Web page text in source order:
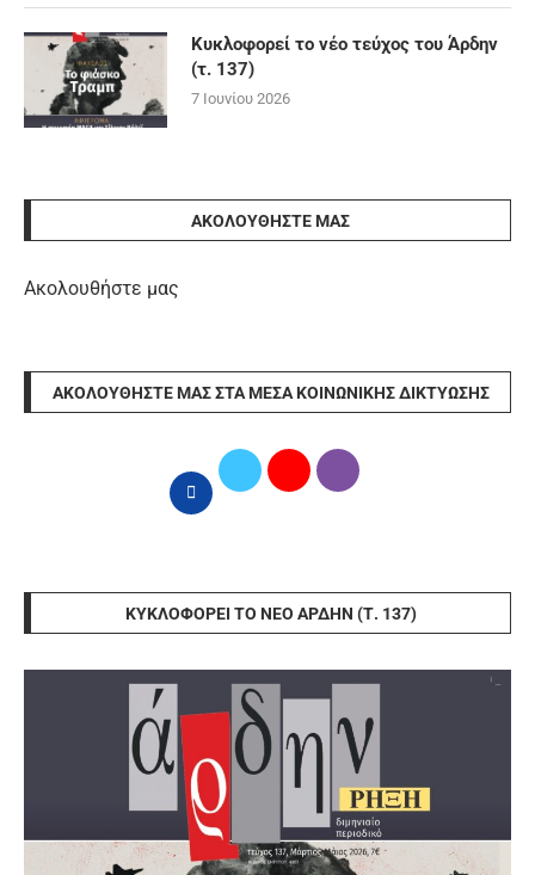
Κυκλοφορεί το νέο τεύχος του Άρδην
(τ. 137)
7 Ιουνίου 2026
ΑΚΟΛΟΥΘΉΣΤΕ ΜΑΣ
Ακολουθήστε μας
ΑΚΟΛΟΥΘΉΣΤΕ ΜΑΣ ΣΤΑ ΜΈΣΑ ΚΟΙΝΩΝΙΚΉΣ ΔΙΚΤΎΩΣΗΣ
ΚΥΚΛΟΦΟΡΕΊ ΤΟ ΝΈΟ ΆΡΔΗΝ (Τ. 137)